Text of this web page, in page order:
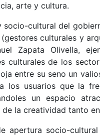
arte y cultura.
socio-cultural del
culturales y
Zapata Olivella,
culturales de los
entre su seno un
los usuarios que la
un espacio
la creatividad tanto
apertura socio-